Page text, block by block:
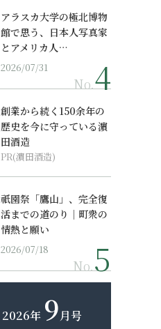
アラスカ大学の極北博物
館で思う、日本人写真家
とアメリカ人…
2026/07/31
No.
創業から続く150余年の
歴史を今に守っている濵
田酒造
PR(濵田酒造)
祇園祭「鷹山」、完全復
活までの道のり｜町衆の
情熱と願い
2026/07/18
No.
2026年 9月号